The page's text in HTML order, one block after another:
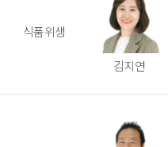
식품위생
김지연